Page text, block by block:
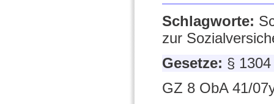
Schlagworte:
zur
Gesetze: §
GZ 8 ObA 41/